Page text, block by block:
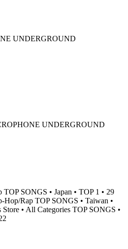
UNDERGROUND
UNDERGROUND
SONGS • Japan • TOP 1 • 29
Hop/Rap TOP SONGS • Taiwan •
Store • All Categories TOP SONGS •